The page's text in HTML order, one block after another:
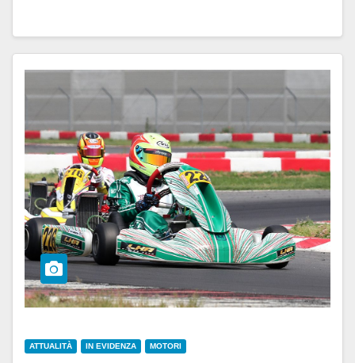
ATTUALITÀ IN EVIDENZA MOTORI